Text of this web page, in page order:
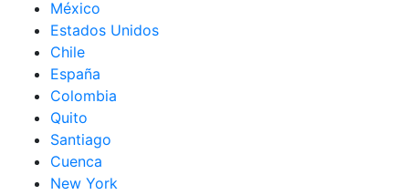
México
Estados Unidos
Chile
España
Colombia
Quito
Santiago
Cuenca
New York